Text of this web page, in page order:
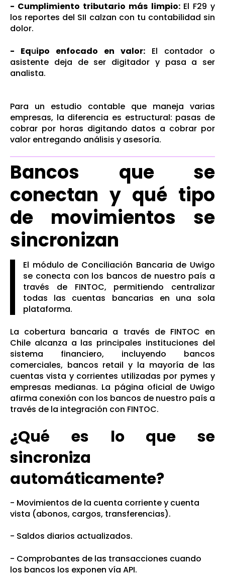
- Cumplimiento tributario más limpio: El F29 y
los reportes del SII calzan con tu contabilidad sin
dolor.
- Equipo enfocado en valor: El contador o
asistente deja de ser digitador y pasa a ser
analista.
Para un estudio contable que maneja varias
empresas, la diferencia es estructural: pasas de
cobrar por horas digitando datos a cobrar por
valor entregando análisis y asesoría.
Bancos que se
conectan y qué tipo
de movimientos se
sincronizan
El módulo de Conciliación Bancaria de Uwigo
se conecta con los bancos de nuestro país a
través de FINTOC, permitiendo centralizar
todas las cuentas bancarias en una sola
plataforma.
La cobertura bancaria a través de FINTOC en
Chile alcanza a las principales instituciones del
sistema financiero, incluyendo bancos
comerciales, bancos retail y la mayoría de las
cuentas vista y corrientes utilizadas por pymes y
empresas medianas. La página oficial de Uwigo
afirma conexión con los bancos de nuestro país a
través de la integración con FINTOC.
¿Qué es lo que se
sincroniza
automáticamente?
- Movimientos de la cuenta corriente y cuenta
vista (abonos, cargos, transferencias).
- Saldos diarios actualizados.
- Comprobantes de las transacciones cuando
los bancos los exponen vía API.